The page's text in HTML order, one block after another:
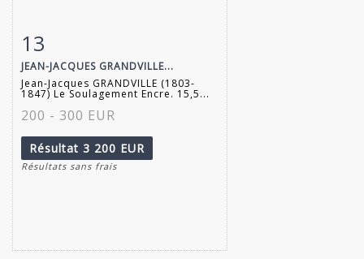
Fiche détaillée
13
JEAN-JACQUES GRANDVILLE...
Jean-Jacques GRANDVILLE (1803-
1847) Le Soulagement Encre. 15,5...
200 - 300 EUR
Résultat 3 200 EUR
Résultats sans frais